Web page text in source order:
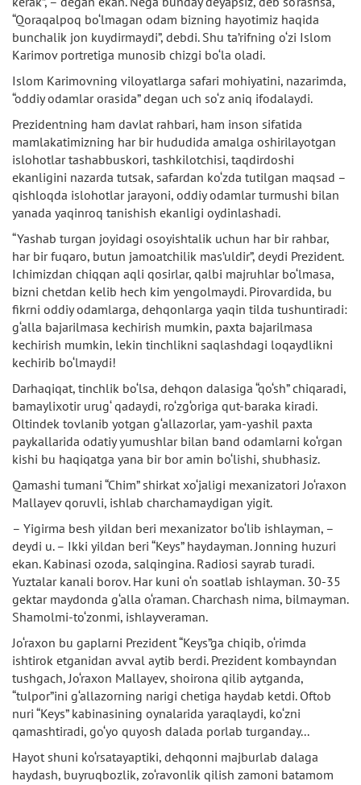
“Qoraqalpoq bo‘lmagan odam bizning hayotimiz haqida
bunchalik jon kuydirmaydi”, debdi. Shu ta’rifning o‘zi Islom
Karimov portretiga munosib chizgi bo‘la oladi.
Islom Karimovning viloyatlarga safari mohiyatini, nazarimda,
“oddiy odamlar orasida” degan uch so‘z aniq ifodalaydi.
Prezidentning ham davlat rahbari, ham inson sifatida
mamlakatimizning har bir hududida amalga oshirilayotgan
islohotlar tashabbuskori, tashkilotchisi, taqdirdoshi
ekanligini nazarda tutsak, safardan ko‘zda tutilgan maqsad –
qishloqda islohotlar jarayoni, oddiy odamlar turmushi bilan
yanada yaqinroq tanishish ekanligi oydinlashadi.
“Yashab turgan joyidagi osoyishtalik uchun har bir rahbar,
har bir fuqaro, butun jamoatchilik mas’uldir”, deydi Prezident.
Ichimizdan chiqqan aqli qosirlar, qalbi majruhlar bo‘lmasa,
bizni chetdan kelib hech kim yengolmaydi. Pirovardida, bu
fikrni oddiy odamlarga, dehqonlarga yaqin tilda tushuntiradi:
g‘alla bajarilmasa kechirish mumkin, paxta bajarilmasa
kechirish mumkin, lekin tinchlikni saqlashdagi loqaydlikni
kechirib bo‘lmaydi!
Darhaqiqat, tinchlik bo‘lsa, dehqon dalasiga “qo‘sh” chiqaradi,
bamaylixotir urug‘ qadaydi, ro‘zg‘origa qut-baraka kiradi.
Oltindek tovlanib yotgan g‘allazorlar, yam-yashil paxta
paykallarida odatiy yumushlar bilan band odamlarni ko‘rgan
kishi bu haqiqatga yana bir bor amin bo‘lishi, shubhasiz.
Qamashi tumani “Chim” shirkat xo‘jaligi mexanizatori Jo‘raxon
Mallayev qoruvli, ishlab charchamaydigan yigit.
– Yigirma besh yildan beri mexanizator bo‘lib ishlayman, –
deydi u. – Ikki yildan beri “Keys” haydayman. Jonning huzuri
ekan. Kabinasi ozoda, salqingina. Radiosi sayrab turadi.
Yuztalar kanali borov. Har kuni o‘n soatlab ishlayman. 30-35
gektar maydonda g‘alla o‘raman. Charchash nima, bilmayman.
Shamolmi-to‘zonmi, ishlayveraman.
Jo‘raxon bu gaplarni Prezident “Keys”ga chiqib, o‘rimda
ishtirok etganidan avval aytib berdi. Prezident kombayndan
tushgach, Jo‘raxon Mallayev, shoirona qilib aytganda,
“tulpor”ini g‘allazorning narigi chetiga haydab ketdi. Oftob
nuri “Keys” kabinasining oynalarida yaraqlaydi, ko‘zni
qamashtiradi, go‘yo quyosh dalada porlab turganday...
Hayot shuni ko‘rsatayaptiki, dehqonni majburlab dalaga
haydash, buyruqbozlik, zo‘ravonlik qilish zamoni batamom